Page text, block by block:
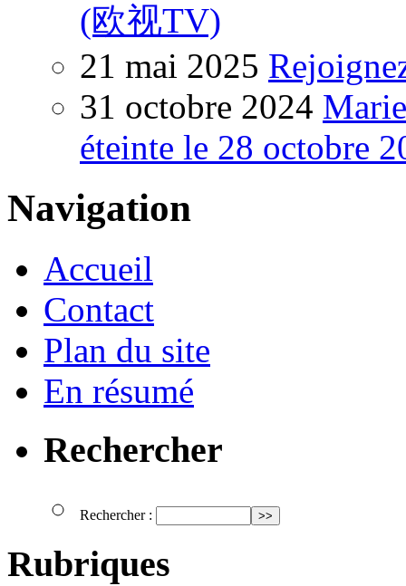
(欧视TV)
21 mai 2025
31 octobre 2024
éteinte le 28 octobre
Navigation
Accueil
Contact
Plan du site
En résumé
Rechercher
Rechercher :
Rubriques